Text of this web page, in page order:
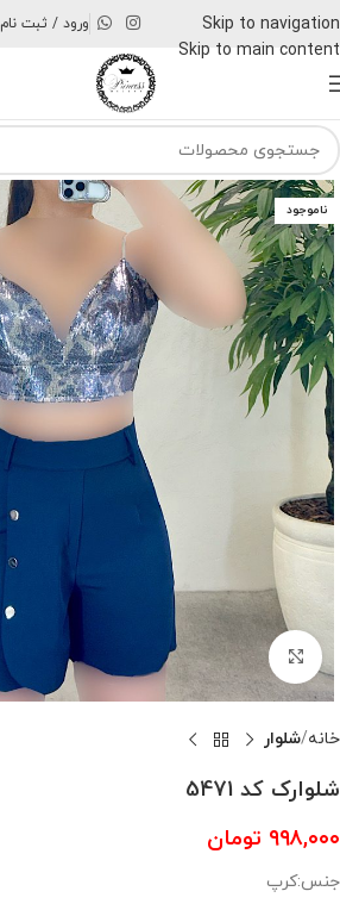
Skip to navigation
Skip to main content
ورود / ثبت نام
ناموجود
بزرگنمایی تصویر
خانه شلوار
شلوارک کد 5471
۹۹۸,۰۰۰ تومان
جنس:کرپ